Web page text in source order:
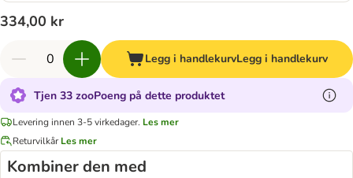
334,00 kr
Legg i handlekurvLegg i handlekurv
Tjen 33 zooPoeng på dette produktet
Levering innen 3-5 virkedager. Les mer
Returvilkår Les mer
Kombiner den med